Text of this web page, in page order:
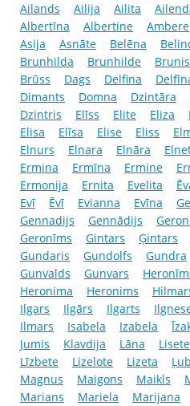
Ailands
Ailija Ailita
Albertīna
Albertine Ambere
Asija
Asnāte Belēna
Brunhilda
Brunhilde Brunis
Brūss
Dags Delfina
Dimants
Domna Dzintāra
Dzintris
Elīss Elite Eliza
Elisa
Elīsa Elise Eliss
Elnurs
Elnara Elnāra
Ermina
Ermīna Ermine
Ermonija
Ernita Evelita
Evī
Ēvī Evianna Evīna
Gennadijs
Gennādijs
Geronīms
Gintars Ģintars
Gundaris
Gundolfs Gundra
Gunvalds
Gunvars
Heronima
Heronims
Ilgars
Ilgārs Ilgarts
Ilmars
Isabela Izabela
Jumis
Klavdija Lāna Lisete
Līzbete
Lizelote Lizeta
Magnus
Maigons Maikls
Marians
Mariela Marijana